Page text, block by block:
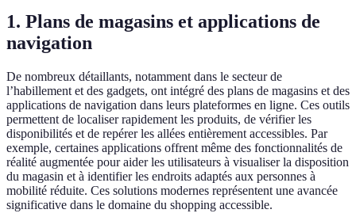
1. Plans de magasins et applications de
navigation
De nombreux détaillants, notamment dans le secteur de
l’habillement et des gadgets, ont intégré des plans de magasins et des
applications de navigation dans leurs plateformes en ligne. Ces outils
permettent de localiser rapidement les produits, de vérifier les
disponibilités et de repérer les allées entièrement accessibles. Par
exemple, certaines applications offrent même des fonctionnalités de
réalité augmentée pour aider les utilisateurs à visualiser la disposition
du magasin et à identifier les endroits adaptés aux personnes à
mobilité réduite. Ces solutions modernes représentent une avancée
significative dans le domaine du shopping accessible.